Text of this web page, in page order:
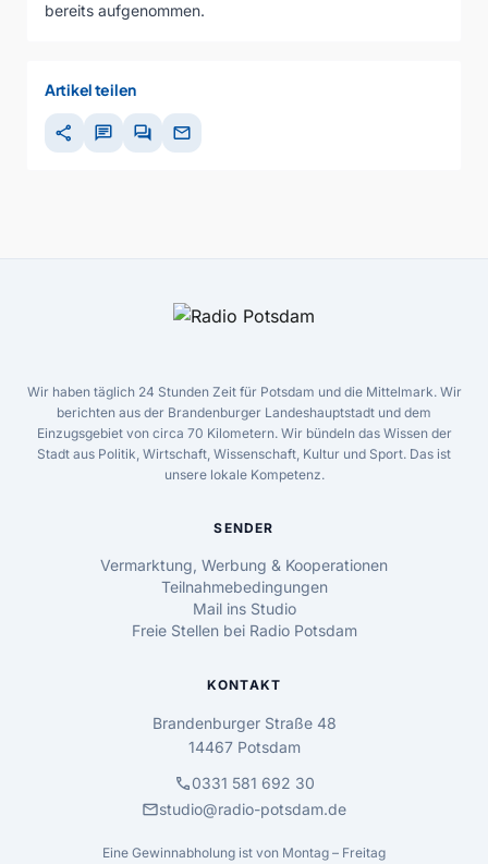
bereits aufgenommen.
Artikel teilen
share chat forum mail
Wir haben täglich 24 Stunden Zeit für Potsdam und die Mittelmark. Wir
berichten aus der Brandenburger Landeshauptstadt und dem
Einzugsgebiet von circa 70 Kilometern. Wir bündeln das Wissen der
Stadt aus Politik, Wirtschaft, Wissenschaft, Kultur und Sport. Das ist
unsere lokale Kompetenz.
SENDER
Vermarktung, Werbung & Kooperationen
Teilnahmebedingungen
Mail ins Studio
Freie Stellen bei Radio Potsdam
KONTAKT
Brandenburger Straße 48
14467 Potsdam
call0331 581 692 30
mailstudio@radio-potsdam.de
Eine Gewinnabholung ist von Montag – Freitag